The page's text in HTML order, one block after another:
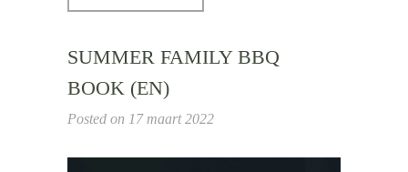
SUMMER FAMILY BBQ
BOOK (EN)
Posted on 17 maart 2022